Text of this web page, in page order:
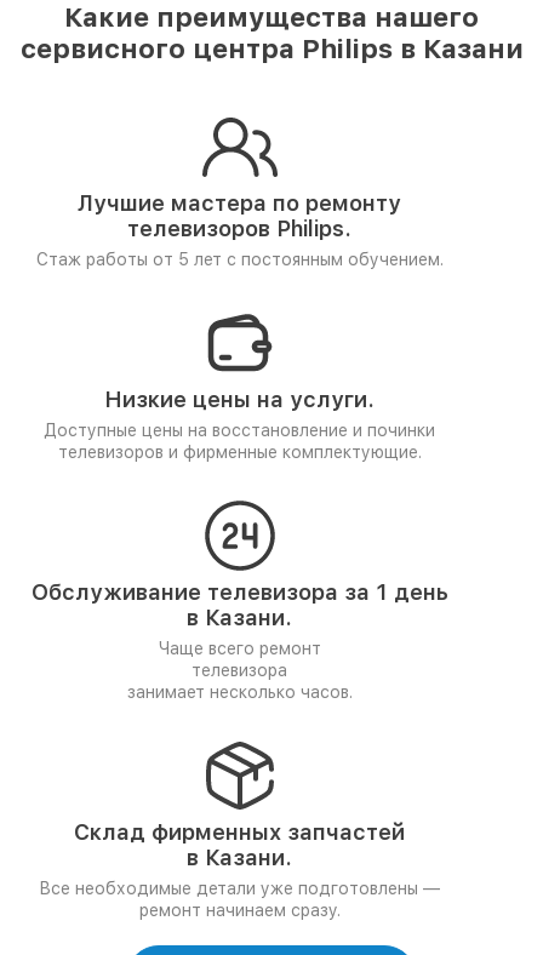
Какие преимущества нашего
сервисного центра Philips в Казани
Лучшие мастера по ремонту
телевизоров Philips.
Стаж работы от 5 лет с постоянным обучением.
Низкие цены на услуги.
Доступные цены на восстановление и починки
телевизоров и фирменные комплектующие.
Обслуживание телевизора за 1 день
в Казани.
Чаще всего ремонт
телевизора
занимает несколько часов.
Склад фирменных запчастей
в Казани.
Все необходимые детали уже подготовлены —
ремонт начинаем сразу.